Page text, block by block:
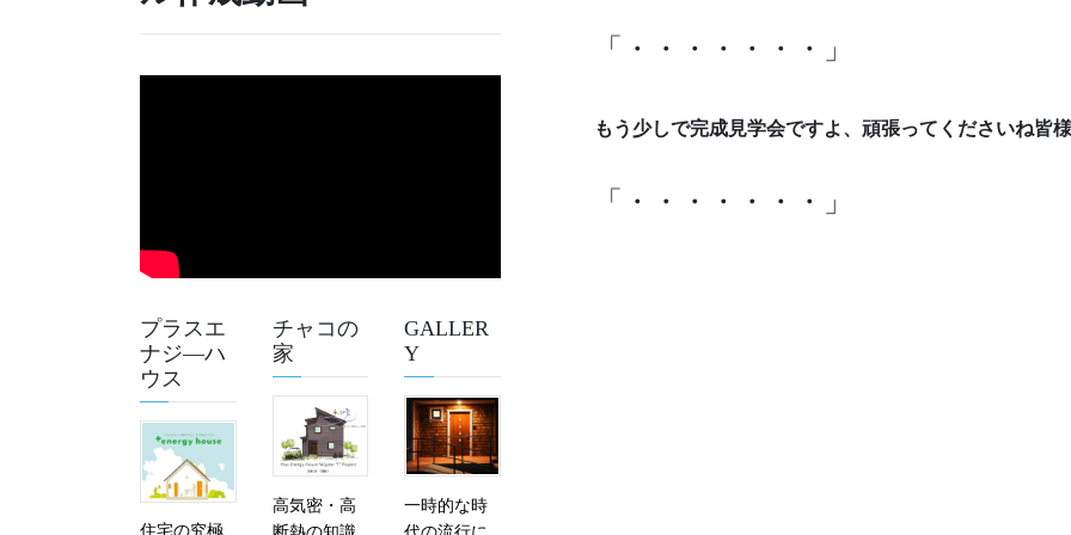
「・・・・・・・」
もう少しで完成見学会ですよ、頑張ってくださいね皆
「・・・・・・・」
プラスエ
ナジ―ハ
ウス
住宅の究極
チャコの
家
高気密・高
断熱の知識
GALLER
Y
一時的な時